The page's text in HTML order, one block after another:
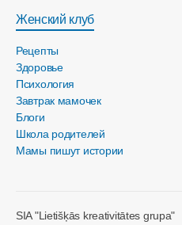
Женский клуб
Рецепты
Здоровье
Психология
Завтрак мамочек
Блоги
Школа родителей
Мамы пишут истории
SIA "Lietišķās kreativitātes grupa"